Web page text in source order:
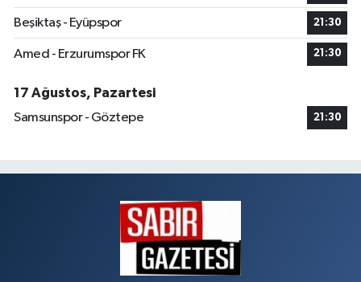
Beşiktaş - Eyüpspor 21:30
Amed - Erzurumspor FK 21:30
17 Ağustos, Pazartesi
Samsunspor - Göztepe
21:30